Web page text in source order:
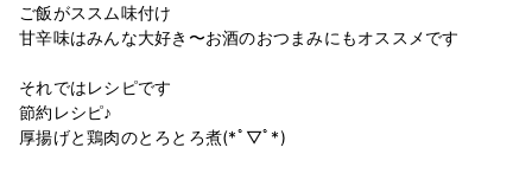
ご飯がススム味付け
甘辛味はみんな大好き〜お酒のおつまみにもオススメです
それではレシピです
節約レシピ♪
厚揚げと鶏肉のとろとろ煮(*ﾟ▽ﾟ*)